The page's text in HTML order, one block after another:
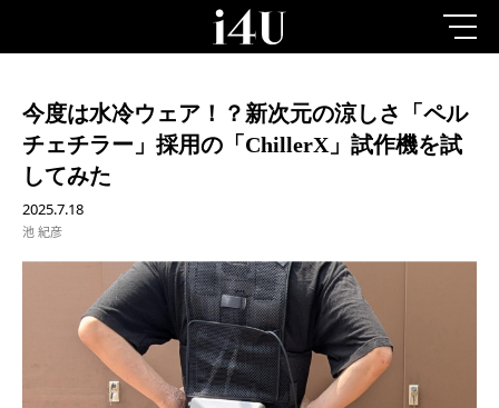
今度は水冷ウェア！？新次元の涼しさ「ペル
チェチラー」採用の「ChillerX」試作機を試
してみた
2025.7.18
池 紀彦